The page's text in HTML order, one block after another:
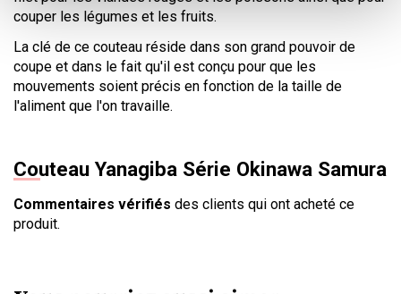
couper les légumes et les fruits.
La clé de ce couteau réside dans son grand pouvoir de
coupe et dans le fait qu'il est conçu pour que les
mouvements soient précis en fonction de la taille de
l'aliment que l'on travaille.
Couteau Yanagiba Série Okinawa Samura
Commentaires vérifiés des clients qui ont acheté ce
produit.